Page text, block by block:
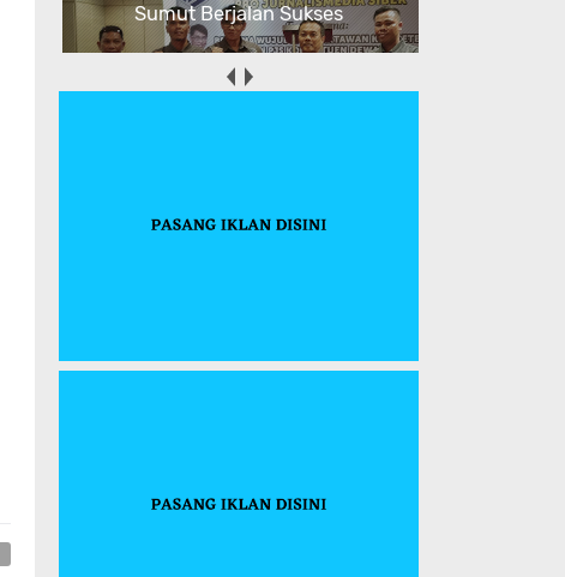
Sumut Berjalan Sukses